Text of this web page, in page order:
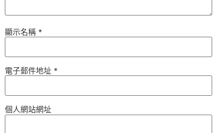
顯示名稱 *
電子郵件地址 *
個人網站網址